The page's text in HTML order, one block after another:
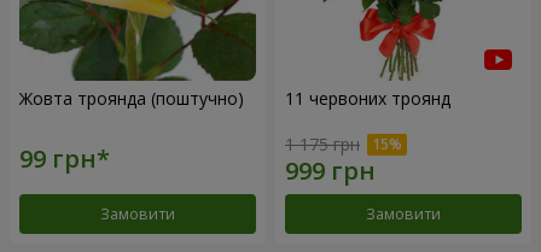
Жовта троянда (поштучно)
Замовити
11 червоних троянд
1 175 грн
Замовити